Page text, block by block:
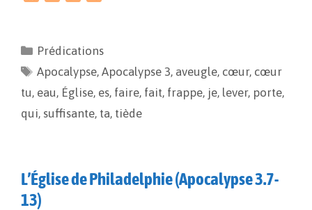
b
o
l
L
i
n
a
g
Prédications
Apocalypse,Apocalypse 3, aveugle, cœur, cœur
tu, eau, Église, es, faire, fait, frappe, je, lever, porte,
qui, suffisante, ta, tiède
L’Église de Philadelphie (Apocalypse 3.7-
13)